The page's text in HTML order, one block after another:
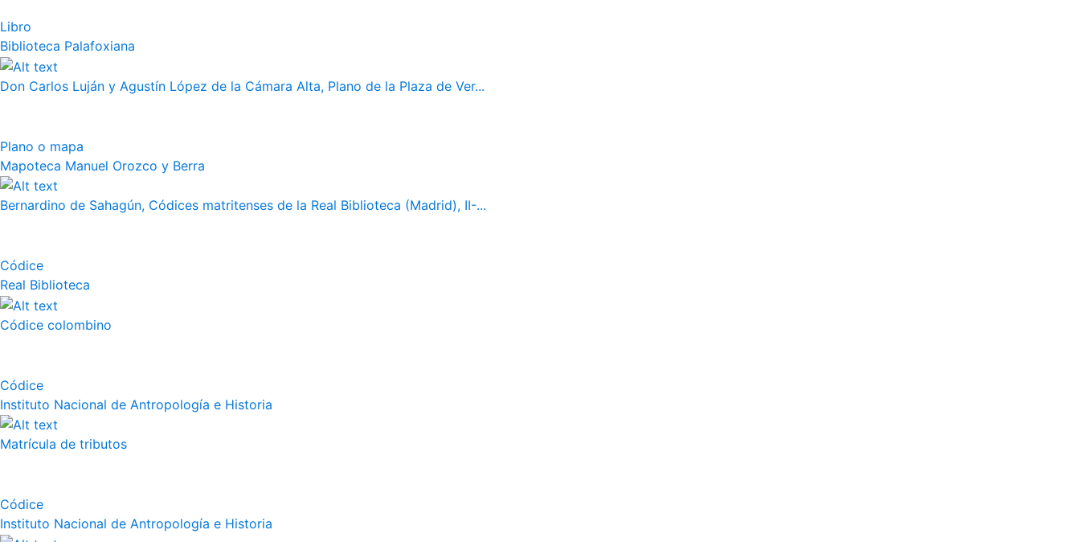
Libro
Biblioteca Palafoxiana
Don Carlos Luján y Agustín López de la Cámara Alta, Plano de la Plaza de Ver...
Plano o mapa
Mapoteca Manuel Orozco y Berra
Bernardino de Sahagún, Códices matritenses de la Real Biblioteca (Madrid), II-...
Códice
Real Biblioteca
Códice colombino
Códice
Instituto Nacional de Antropología e Historia
Matrícula de tributos
Códice
Instituto Nacional de Antropología e Historia